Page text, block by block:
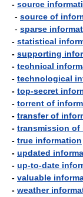
- source
- source of
- sparse
- statistical
- supporting
- technical
- technological
- top-secret
- torrent of
- transfer of
- transmission of
- true information
- updated
- up-to-date
- valuable
- weather